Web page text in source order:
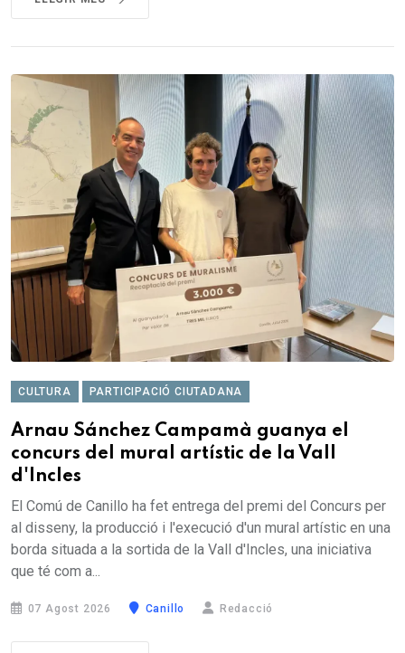
CULTURA PARTICIPACIÓ CIUTADANA
Arnau Sánchez Campamà guanya el
concurs del mural artístic de la Vall
d'Incles
El Comú de Canillo ha fet entrega del premi del Concurs per
al disseny, la producció i l'execució d'un mural artístic en una
borda situada a la sortida de la Vall d'Incles, una iniciativa
que té com a...
07 Agost 2026 Canillo Redacció